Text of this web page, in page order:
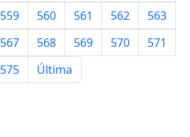
559 560 561 562
563
567 568 569 570
571
575 Última